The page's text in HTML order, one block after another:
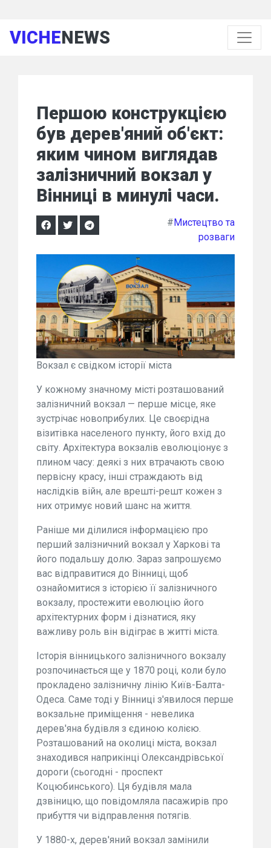
VICHENEWS
Першою конструкцією
був дерев'яний об'єкт:
яким чином виглядав
залізничний вокзал у
Вінниці в минулі часи.
#Мистецтво та
розваги
Вокзал є свідком історії міста
У кожному значному місті розташований
залізничний вокзал — перше місце, яке
зустрічає новоприбулих. Це своєрідна
візитівка населеного пункту, його вхід до
світу. Архітектура вокзалів еволюціонує з
плином часу: деякі з них втрачають свою
первісну красу, інші страждають від
наслідків війн, але врешті-решт кожен з
них отримує новий шанс на життя.
Раніше ми ділилися інформацією про
перший залізничний вокзал у Харкові та
його подальшу долю. Зараз запрошуємо
вас відправитися до Вінниці, щоб
ознайомитися з історією її залізничного
вокзалу, простежити еволюцію його
архітектурних форм і дізнатися, яку
важливу роль він відіграє в житті міста.
Історія вінницького залізничного вокзалу
розпочинається ще у 1870 році, коли було
прокладено залізничну лінію Київ-Балта-
Одеса. Саме тоді у Вінниці з'явилося перше
вокзальне приміщення - невелика
дерев'яна будівля з єдиною колією.
Розташований на околиці міста, вокзал
знаходився наприкінці Олександрівської
дороги (сьогодні - проспект
Коцюбинського). Ця будівля мала
дзвіницю, що повідомляла пасажирів про
прибуття чи відправлення потягів.
У 1880-х, дерев'яний вокзал замінили